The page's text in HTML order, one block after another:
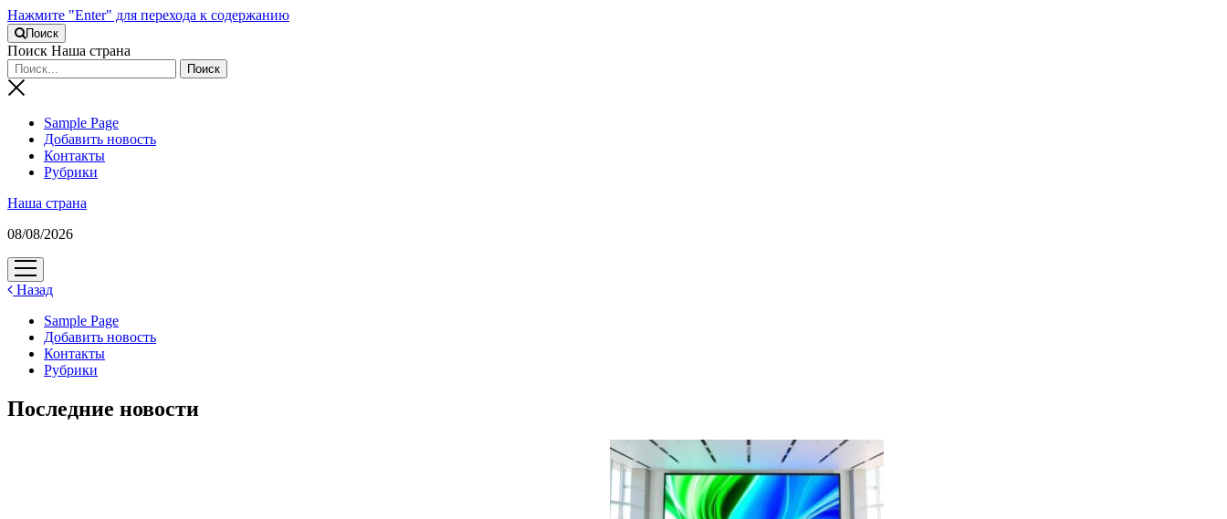
Нажмите "Enter" для перехода к содержанию
Поиск
Поиск Наша страна
Sample Page
Добавить новость
Контакты
Рубрики
Наша страна
08/08/2026
открыть
меню
Назад
Sample Page
Добавить новость
Контакты
Рубрики
Последние новости